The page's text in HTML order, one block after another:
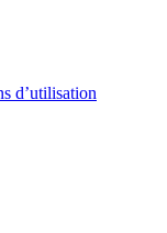
d’utilisation